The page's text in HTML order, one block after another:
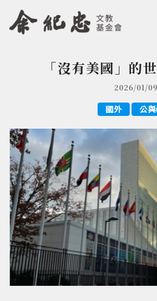
Jump to
Jump to Main
您在這裡「沒有美國」的
2026/01/09
國外 公